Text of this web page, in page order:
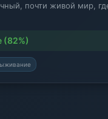
почти живой мир,
(82%)